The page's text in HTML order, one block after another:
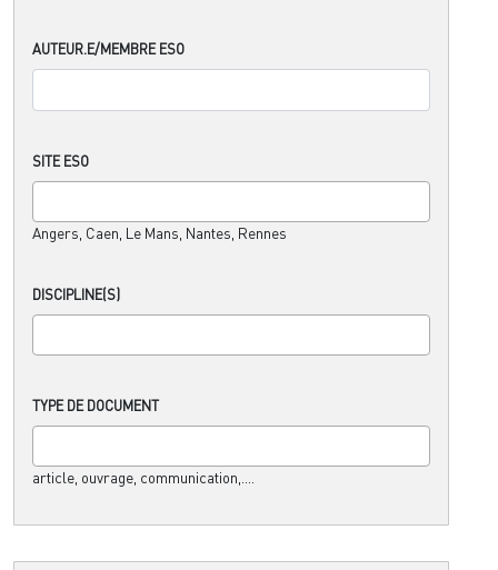
AUTEUR.E/MEMBRE ESO
SITE ESO
Angers, Caen, Le Mans, Nantes, Rennes
DISCIPLINE(S)
TYPE DE DOCUMENT
article, ouvrage, communication,....